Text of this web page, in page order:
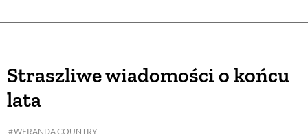
Straszliwe wiadomości o końcu
lata
WERANDA COUNTRY